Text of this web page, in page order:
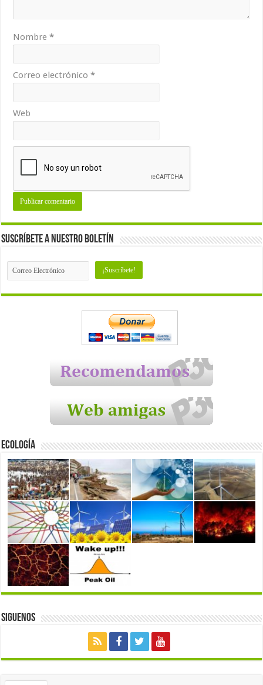
Nombre*
Correo electrónico*
Web
Suscríbete a nuestro Boletín
Ecología
Siguenos